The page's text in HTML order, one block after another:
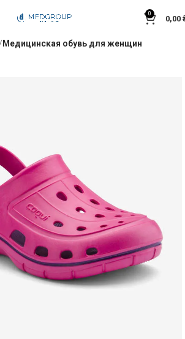
0
0,00
Медицинская обувь для женщин